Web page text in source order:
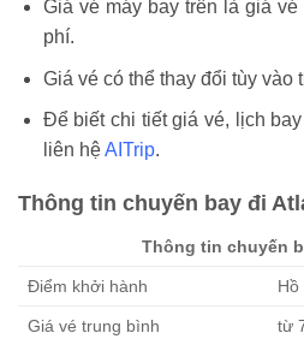
Giá vé máy bay trên là giá
phí.
Giá vé có thể thay đổi tùy vào
Để biết chi tiết giá vé, lịch
liên hệAITrip.
Thông tin chuyến bay đi
Thông tin chuyến
Điểm khởi hành Hồ
Giá vé trung bình từ